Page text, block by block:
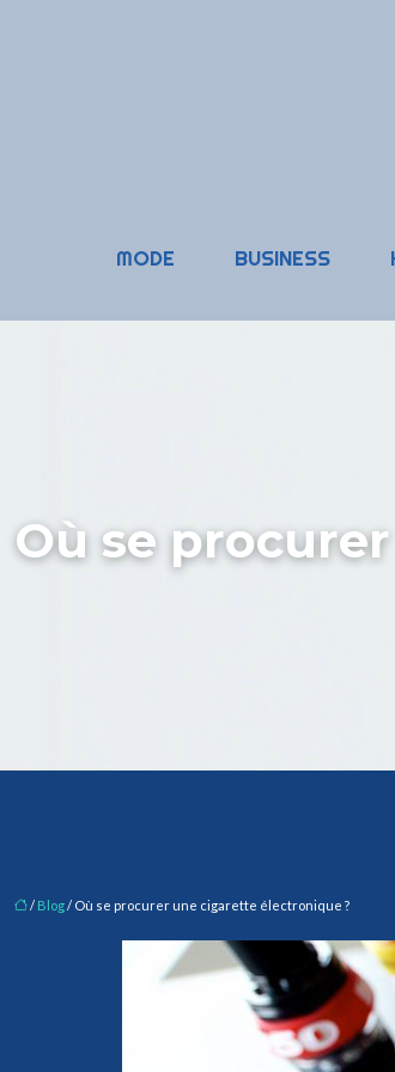
MODE BUSINESS
Où se
/ Blog/ Où se procurer une cigarette électronique ?